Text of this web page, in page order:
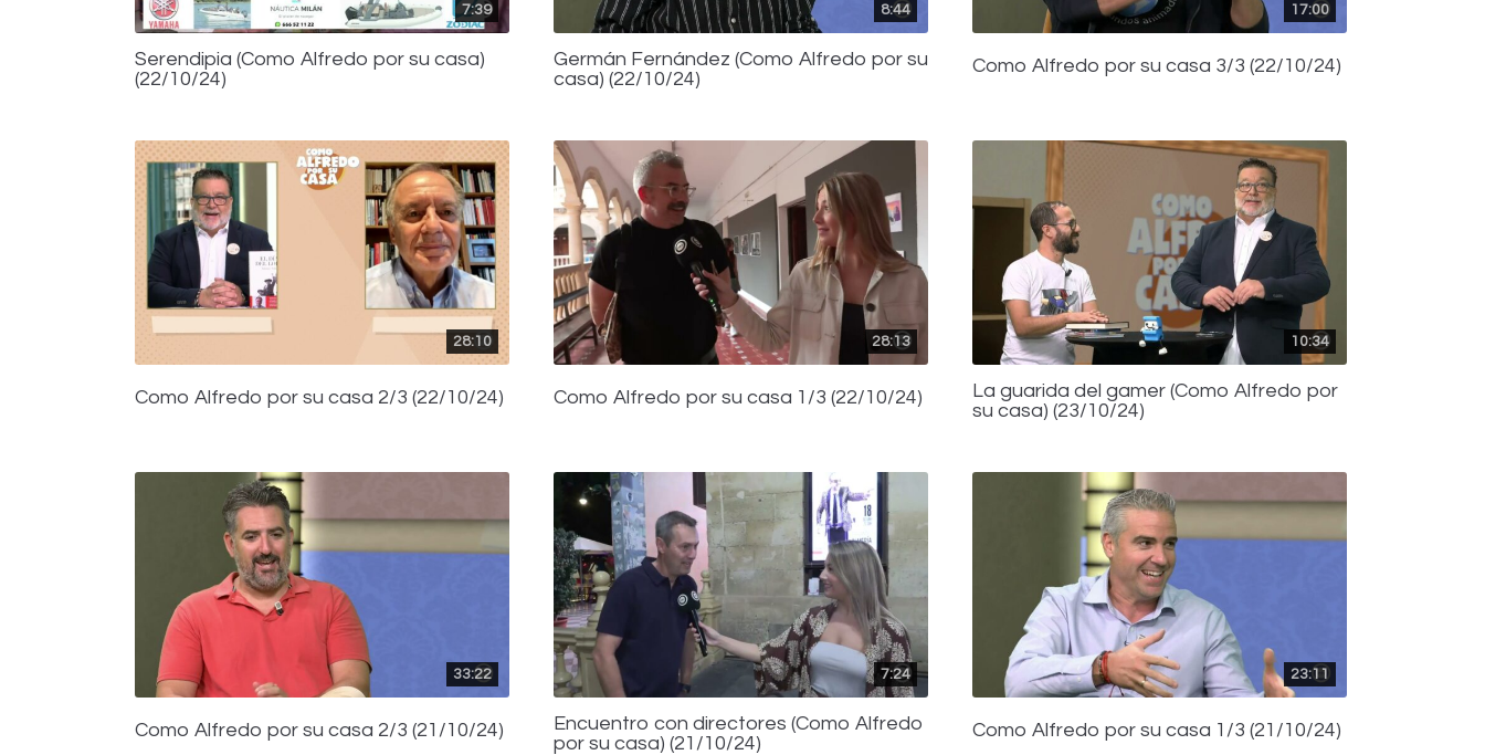
7:39
Serendipia (Como Alfredo por su casa)
(22/10/24)
8:44
Germán Fernández (Como Alfredo por su
casa) (22/10/24)
17:00
Como Alfredo por su casa 3/3 (22/10/24)
28:10
Como Alfredo por su casa 2/3 (22/10/24)
28:13
Como Alfredo por su casa 1/3 (22/10/24)
10:34
La guarida del gamer (Como Alfredo por
su casa) (23/10/24)
33:22
Como Alfredo por su casa 2/3 (21/10/24)
7:24
Encuentro con directores (Como Alfredo
por su casa) (21/10/24)
23:11
Como Alfredo por su casa 1/3 (21/10/24)